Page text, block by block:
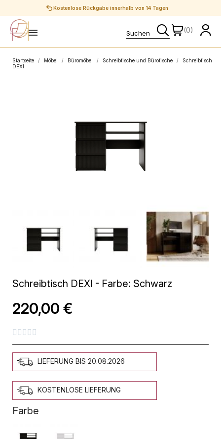
Sichere Zahlungen
(0)
Startseite Möbel Büromöbel Schreibtische und Bürotische
Schreibtisch
DEXI
Schreibtisch DEXI - Farbe: Schwarz
220,00 €
    
LIEFERUNG BIS 20.08.2026
KOSTENLOSE LIEFERUNG
Farbe